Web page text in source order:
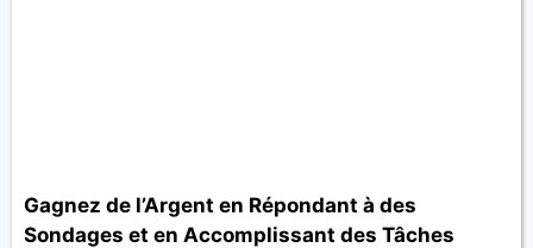
Gagnez de l’Argent en Répondant à des
Sondages et en Accomplissant des Tâches